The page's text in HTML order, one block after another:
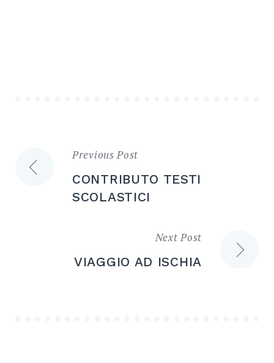
Navigazione
articoli
Previous Post
CONTRIBUTO TESTI
SCOLASTICI
Next Post
VIAGGIO AD ISCHIA